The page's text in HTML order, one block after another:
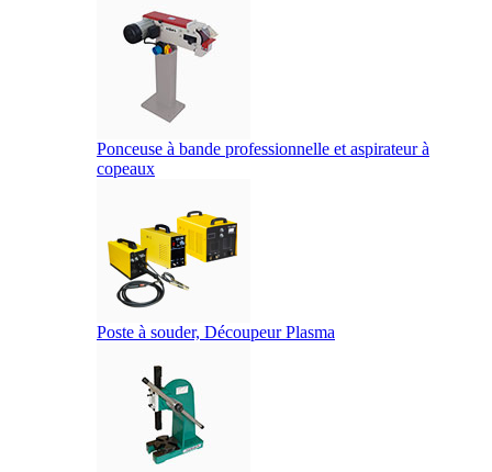
Ponceuse à bande professionnelle et aspirateur à
copeaux
Poste à souder, Découpeur Plasma